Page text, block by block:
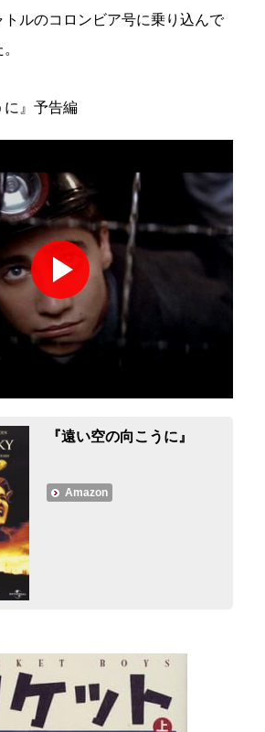
ルのコロンビア号に乗り込んで
に』予告編
『遠い空の向こうに』
Amazon